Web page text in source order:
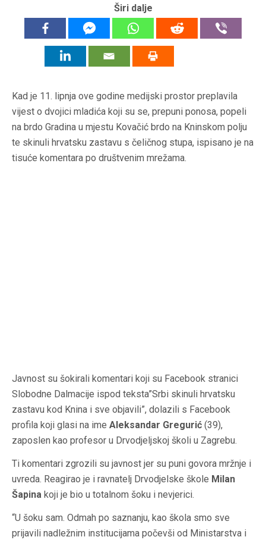
Širi dalje
Kad je 11. lipnja ove godine medijski prostor preplavila
vijest o dvojici mladića koji su se, prepuni ponosa, popeli
na brdo Gradina u mjestu Kovačić brdo na Kninskom polju
te skinuli hrvatsku zastavu s čeličnog stupa, ispisano je na
tisuće komentara po društvenim mrežama.
Javnost su šokirali komentari koji su Facebook stranici
Slobodne Dalmacije ispod teksta”Srbi skinuli hrvatsku
zastavu kod Knina i sve objavili”, dolazili s Facebook
profila koji glasi na ime Aleksandar Gregurić (39),
zaposlen kao profesor u Drvodjeljskoj školi u Zagrebu.
Ti komentari zgrozili su javnost jer su puni govora mržnje i
uvreda. Reagirao je i ravnatelj Drvodjelske škole Milan
Šapina koji je bio u totalnom šoku i nevjerici.
“U šoku sam. Odmah po saznanju, kao škola smo sve
prijavili nadležnim institucijama počevši od Ministarstva i